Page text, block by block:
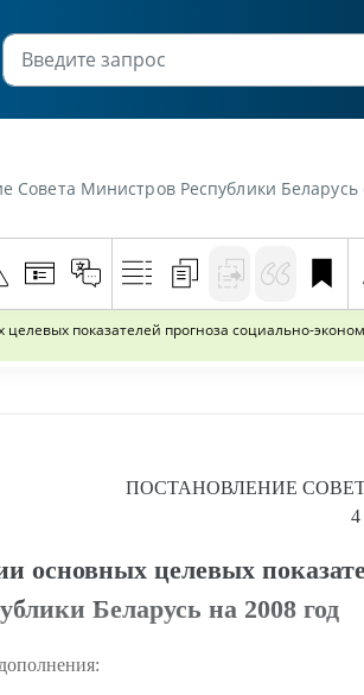
Министров Республики Беларусь от 4 января 2008 г. №8 «Об
показателей прогноза социально-
ПОСТАНОВЛЕНИЕ
4
основных целевых
Беларусь на 2008 год